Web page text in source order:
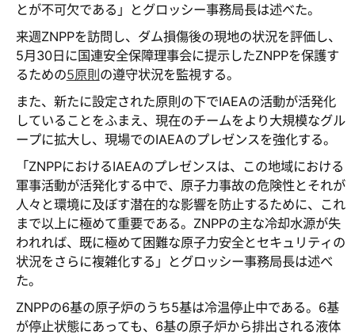
とが不可欠である」とグロッシー事務局長は述べた。
来週ZNPPを訪問し、ダム損傷後の現地の状況を評価し、
5月30日に国連安全保障理事会に提示したZNPPを保護す
るための5原則の遵守状況を監視する。
また、新たに設定された原則の下でIAEAの活動が活発化
していることをふまえ、現在のチームをより大規模なグル
ープに拡大し、現場でのIAEAのプレゼンスを強化する。
「ZNPPにおけるIAEAのプレゼンスは、この地域における
軍事活動が活発化する中で、原子力事故の危険性とそれが
人々と環境に及ぼす潜在的な影響を防止するために、これ
まで以上に極めて重要である。ZNPPの主な冷却水源が失
われれば、既に極めて困難な原子力安全とセキュリティの
状況をさらに複雑化する」とグロッシー事務局長は述べ
た。
ZNPPの6基の原子炉のうち5基は冷温停止中である。6基
が停止状態にあっても、6基の原子炉から排出される液体